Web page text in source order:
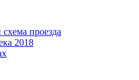
проезда
2018